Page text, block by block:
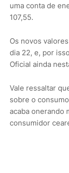
uma conta de
107,55.
Os novos
dia 22, e, por
Oficial ainda
Vale ressaltar
sobre o
acaba onerando
consumidor